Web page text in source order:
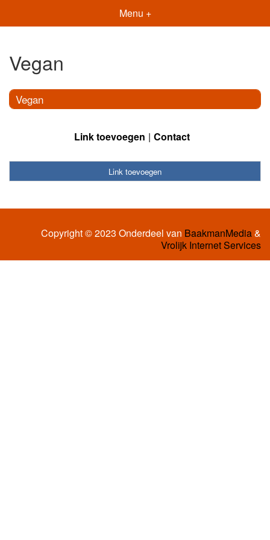
Menu +
Vegan
Vegan
Link toevoegen Contact
Link toevoegen
Copyright © 2023 Onderdeel van BaakmanMedia&
Vrolijk Internet Services